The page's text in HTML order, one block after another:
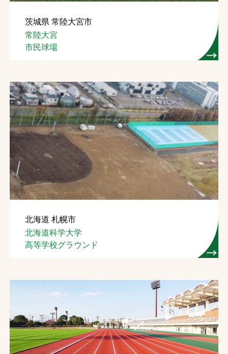
茨城県 常陸大宮市
常陸大宮
市民球場
北海道 札幌市
北海道科学大学
高等学校グラウンド